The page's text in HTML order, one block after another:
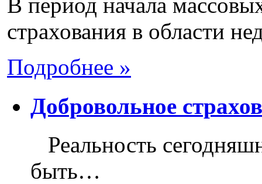
В период начала
страхования в области
Подробнее »
Добровольное
Реальность
быть…